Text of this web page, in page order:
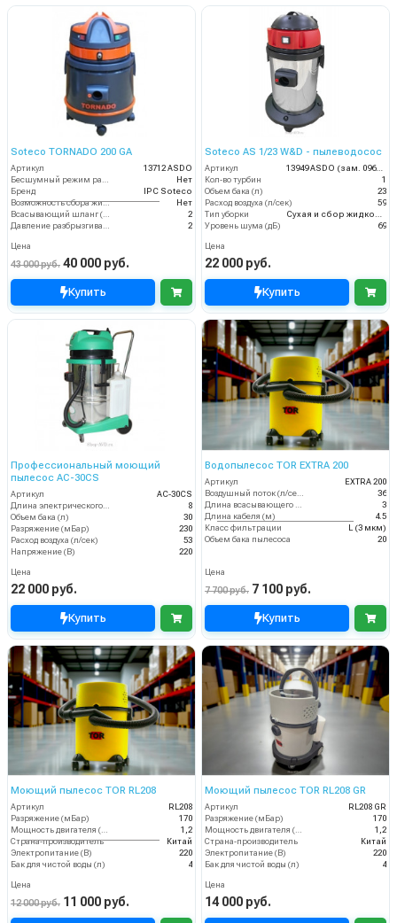
Soteco TORNADO 200 GA
Артикул
13712 ASDO
Нет
Бренд
IPC Soteco
Возможность сбора жидкой грязи
Нет
2
2
Цена
43 000 руб. 40 000 руб.
Купить
Soteco AS 1/23 W&D - пылеводосос
Артикул
13949 ASDO (зам. 09609 ASDO)
Кол-во турбин
1
Объем бака (л)
23
Расход воздуха (л/сек)
59
Тип уборки
Уровень шума (дБ)
69
Цена
22 000 руб.
Купить
Профессиональный моющий
пылесос AC-30CS
Артикул
AC-30CS
8
Объем бака (л)
30
Разряжение (мБар)
230
Расход воздуха (л/сек)
53
Напряжение (В)
220
Цена
22 000 руб.
Купить
Водопылесос TOR EXTRA 200
Артикул
EXTRA 200
36
3
Длина кабеля (м)
4.5
Класс фильтрации
L (3 мкм)
Объем бака пылесоса
20
Цена
7 700 руб. 7 100 руб.
Купить
Моющий пылесос TOR RL208
Артикул
RL208
Разряжение (мБар)
170
Мощность двигателя (кВт)
1,2
Страна-производитель
Китай
Электропитание (В)
220
Бак для чистой воды (л)
4
Цена
12 000 руб. 11 000 руб.
Моющий пылесос TOR RL208 GR
Артикул
RL208 GR
Разряжение (мБар)
170
Мощность двигателя (кВт)
1,2
Страна-производитель
Китай
Электропитание (В)
220
Бак для чистой воды (л)
4
Цена
14 000 руб.